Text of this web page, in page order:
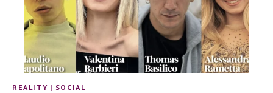
REALITY | SOCIAL